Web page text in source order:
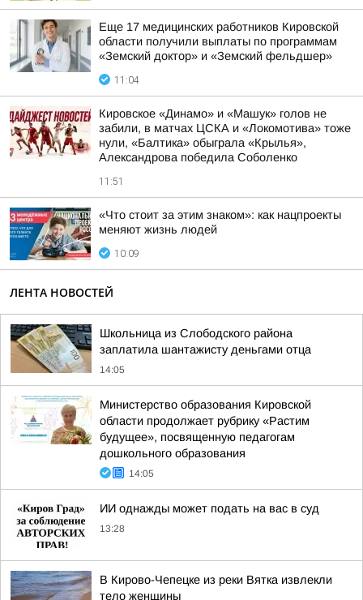
Еще 17 медицинских работников Кировской
области получили выплаты по программам
«Земский доктор» и «Земский фельдшер»
11:04
Кировское «Динамо» и «Машук» голов не
забили, в матчах ЦСКА и «Локомотива» тоже
нули, «Балтика» обыграла «Крылья»,
Александрова победила Соболенко
11:51
«Что стоит за этим знаком»: как нацпроекты
меняют жизнь людей
10:09
ЛЕНТА НОВОСТЕЙ
Школьница из Слободского района
заплатила шантажисту деньгами отца
14:05
Министерство образования Кировской
области продолжает рубрику «Растим
будущее», посвященную педагогам
дошкольного образования
14:05
ИИ однажды может подать на вас в суд
13:28
В Кирово-Чепецке из реки Вятка извлекли
тело женщины